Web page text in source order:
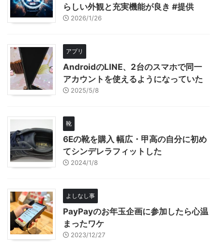
らしい外観と充実機能が良き #提供
2026/1/26
アプリ
AndroidのLINE、2台のスマホで同一
アカウントを使えるようになっていた
2025/5/8
靴
6Eの靴を購入 幅広・甲高の自分に初め
てシンデレラフィットした
2024/1/8
よしなし事
PayPayのお年玉企画に参加したら心温
まったワケ
2023/12/27